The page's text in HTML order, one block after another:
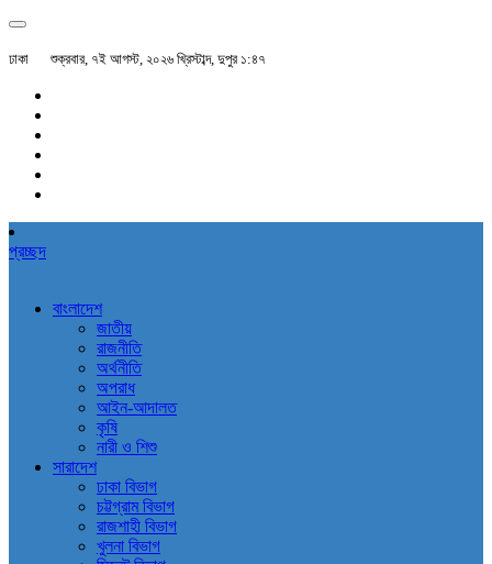
ঢাকা শুক্রবার, ৭ই আগস্ট, ২০২৬ খ্রিস্টাব্দ, দুপুর ১:৪৭
প্রচ্ছদ
বাংলাদেশ
জাতীয়
রাজনীতি
অর্থনীতি
অপরাধ
আইন-আদালত
কৃষি
নারী ও শিশু
সারাদেশ
ঢাকা বিভাগ
চট্টগ্রাম বিভাগ
রাজশাহী বিভাগ
খুলনা বিভাগ